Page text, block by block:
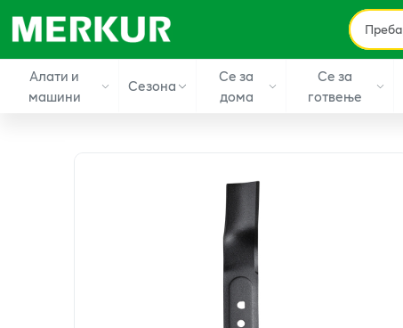
Алати и
машини
Сезона
Се за
дома
Се за
готвење